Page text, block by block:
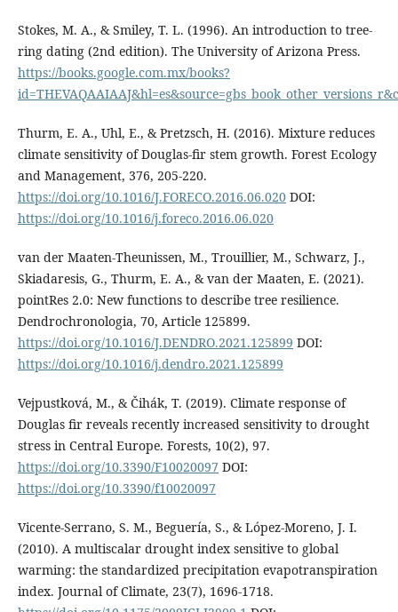
Stokes, M. A., & Smiley, T. L. (1996). An introduction to tree-
ring dating (2nd edition). The University of Arizona Press.
https://books.google.com.mx/books?
Thurm, E. A., Uhl, E., & Pretzsch, H. (2016). Mixture reduces
climate sensitivity of Douglas-fir stem growth. Forest Ecology
and Management, 376, 205-220.
https://doi.org/10.1016/J.FORECO.2016.06.020DOI:
https://doi.org/10.1016/j.foreco.2016.06.020
van der Maaten-Theunissen, M., Trouillier, M., Schwarz, J.,
Skiadaresis, G., Thurm, E. A., & van der Maaten, E. (2021).
pointRes 2.0: New functions to describe tree resilience.
Dendrochronologia, 70, Article 125899.
https://doi.org/10.1016/J.DENDRO.2021.125899 DOI:
https://doi.org/10.1016/j.dendro.2021.125899
Vejpustková, M., & Čihák, T. (2019). Climate response of
Douglas fir reveals recently increased sensitivity to drought
stress in Central Europe. Forests, 10(2), 97.
https://doi.org/10.3390/F10020097 DOI:
https://doi.org/10.3390/f10020097
Vicente-Serrano, S. M., Beguería, S., & López-Moreno, J. I.
(2010). A multiscalar drought index sensitive to global
warming: the standardized precipitation evapotranspiration
index. Journal of Climate, 23(7), 1696-1718.